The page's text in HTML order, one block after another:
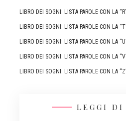
LIBRO DEI SOGNI: LISTA PAROLE CON LA
LIBRO DEI SOGNI: LISTA PAROLE CON LA
LIBRO DEI SOGNI: LISTA PAROLE CON LA
LIBRO DEI SOGNI: LISTA PAROLE CON LA
LIBRO DEI SOGNI: LISTA PAROLE CON LA
LEGGI DI